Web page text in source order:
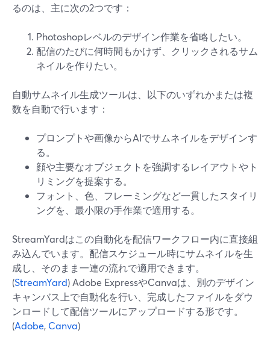
るのは、主に次の2つです：
Photoshopレベルのデザイン作業を省略したい。
配信のたびに何時間もかけず、クリックされるサム
ネイルを作りたい。
自動サムネイル生成ツールは、以下のいずれかまたは複
数を自動で行います：
プロンプトや画像からAIでサムネイルをデザインす
る。
顔や主要なオブジェクトを強調するレイアウトやト
リミングを提案する。
フォント、色、フレーミングなど一貫したスタイリ
ングを、最小限の手作業で適用する。
StreamYardはこの自動化を配信ワークフロー内に直接組
み込んでいます。配信スケジュール時にサムネイルを生
成し、そのまま一連の流れで適用できます。
(StreamYard) Adobe ExpressやCanvaは、別のデザイン
キャンバス上で自動化を行い、完成したファイルをダウ
ンロードして配信ツールにアップロードする形です。
(Adobe, Canva)